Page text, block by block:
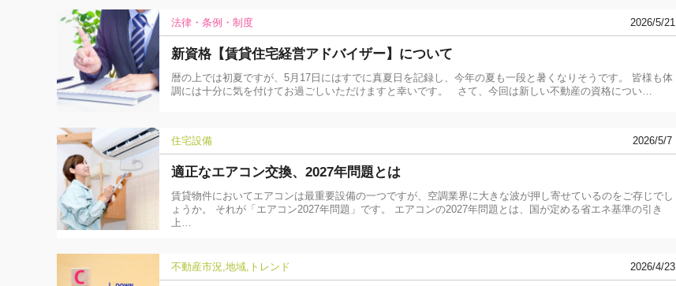
法律・条例・制度 2026/5/21
新資格【賃貸住宅経営アドバイザー】について
暦の上では初夏ですが、5月17日にはすでに真夏日を記録し、今年の夏も一段と暑くなりそうです。 皆様も体
調には十分に気を付けてお過ごしいただけますと幸いです。 さて、今回は新しい不動産の資格につい…
住宅設備 2026/5/7
適正なエアコン交換、2027年問題とは
賃貸物件においてエアコンは最重要設備の一つですが、空調業界に大きな波が押し寄せているのをご存じでし
ょうか。 それが「エアコン2027年問題」です。 エアコンの2027年問題とは、国が定める省エネ基準の引き
上…
不動産市況 地域 トレンド 2026/4/23